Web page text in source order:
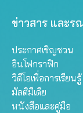
ข่าวสาร และร
ประกาศเชิญชวน
อินโฟกราฟิก
วิดีโอเพื่อการเรียนรู้
มัลติมีเดีย
หนังสือและคู่มือ